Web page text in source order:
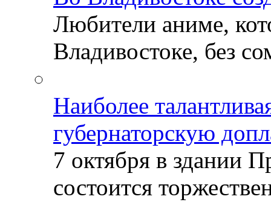
Любители аниме,
Владивостоке, без
Наиболее
губернаторскую
7 октября в здании
состоится